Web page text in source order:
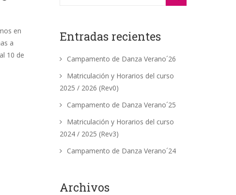
en
a
10 de
Entradas recientes
Campamento de Danza Verano´26
Matriculación y Horarios del curso
2025 / 2026 (Rev0)
Campamento de Danza Verano´25
Matriculación y Horarios del curso
2024 / 2025 (Rev3)
Campamento de Danza Verano´24
Archivos